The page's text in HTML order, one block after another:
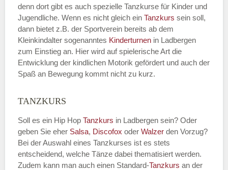
Name der Tanzschule
Kontakt E-Mail
Name des Tanzkurs*
denn dort gibt es auch spezielle Tanzkurse für Kinder und
Jugendliche. Wenn es nicht gleich ein Tanzkurs sein soll,
dann bietet z.B. der Sportverein bereits ab dem
Kleinkindalter sogenanntes Kinderturnen in Ladbergen
zum Einstieg an. Hier wird auf spielerische Art die
Entwicklung der kindlichen Motorik gefördert und auch der
Spaß an Bewegung kommt nicht zu kurz.
TANZKURS
Soll es ein Hip Hop Tanzkurs in Ladbergen sein? Oder
geben Sie eher Salsa, Discofox oder Walzer den Vorzug?
Bei der Auswahl eines Tanzkurses ist es stets
entscheidend, welche Tänze dabei thematisiert werden.
Zudem kann man auch einen Standard-Tanzkurs an der